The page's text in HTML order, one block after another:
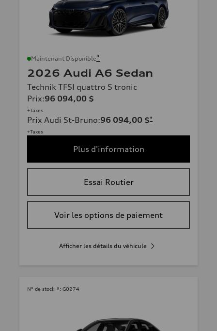
Maintenant Disponible*
2026 Audi A6 Sedan
Technik TFSI quattro S tronic
Prix:96 094,00 $
+Taxes
Prix Audi St-Bruno:96 094,00 $*
+Taxes
Plus d'information
Essai Routier
Voir les options de paiement
Afficher les détails du véhicule
N° de stock #: G0274